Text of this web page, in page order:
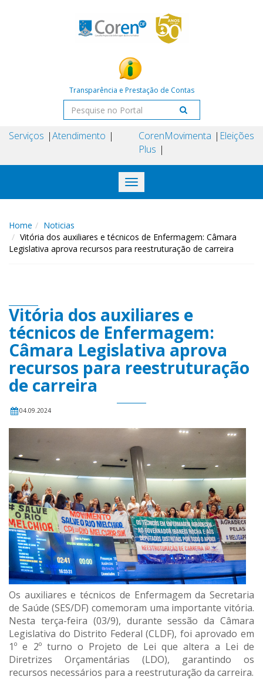
Transparência e Prestação de Contas
Serviços Atendimento
Coren
Plus
Movimenta Eleições
Toggle
navigation
Home
Noticias
Vitória dos auxiliares e técnicos de Enfermagem: Câmara
Legislativa aprova recursos para reestruturação de carreira
Vitória dos auxiliares e
técnicos de Enfermagem:
Câmara Legislativa aprova
recursos para reestruturação
de carreira
04.09.2024
Os auxiliares e técnicos de Enfermagem da Secretaria
de Saúde (SES/DF) comemoram uma importante vitória.
Nesta terça-feira (03/9), durante sessão da Câmara
Legislativa do Distrito Federal (CLDF), foi aprovado em
1º e 2º turno o Projeto de Lei que altera a Lei de
Diretrizes Orçamentárias (LDO), garantindo os
recursos necessários para a reestruturação da carreira.